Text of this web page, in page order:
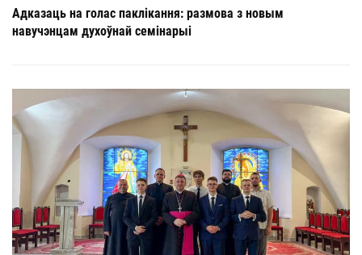
Адказаць на голас паклікання: размова з новым
навучэнцам духоўнай семінарыі